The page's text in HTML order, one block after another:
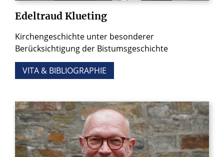
Edeltraud Klueting
Kirchengeschichte unter besonderer
Berücksichtigung der Bistumsgeschichte
VITA & BIBLIOGRAPHIE